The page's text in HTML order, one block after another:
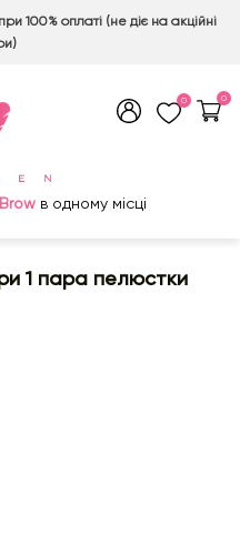
100% оплаті (не діє на акційні
0 0
в одному місці
1 пара пелюстки